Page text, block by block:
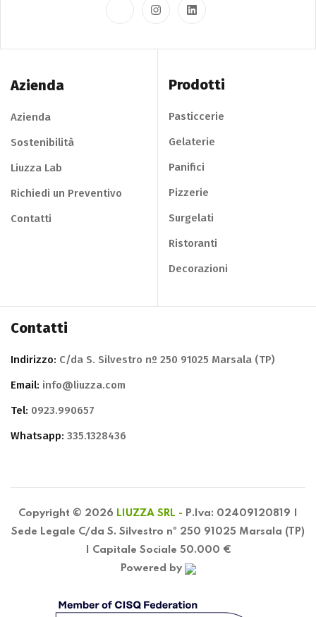
Azienda
Azienda
Sostenibilità
Liuzza Lab
Richiedi un Preventivo
Contatti
Prodotti
Pasticcerie
Gelaterie
Panifici
Pizzerie
Surgelati
Ristoranti
Decorazioni
Contatti
Indirizzo: C/da S. Silvestro nº 250 91025 Marsala (TP)
Email: info@liuzza.com
Tel: 0923.990657
Whatsapp: 335.1328436
Copyright © 2026 LIUZZA SRL - P.Iva: 02409120819 |
Sede Legale C/da S. Silvestro nº 250 91025 Marsala (TP)
| Capitale Sociale 50.000 €
Powered by